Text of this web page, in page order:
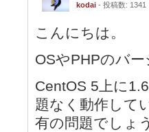
kodai - 投稿数: 1341
こんにちは。
OSやPHPのバ
CentOS 5上に
題なく動作して
有の問題でしょ